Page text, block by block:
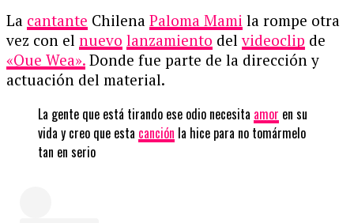
La cantante Chilena Paloma Mami la rompe otra
vez con el nuevo lanzamiento delvideoclip de
«Que Wea». Donde fue parte de la dirección y
actuación del material.
La gente que está tirando ese odio necesita amor en su
vida y creo que esta canción la hice para no tomármelo
tan en serio